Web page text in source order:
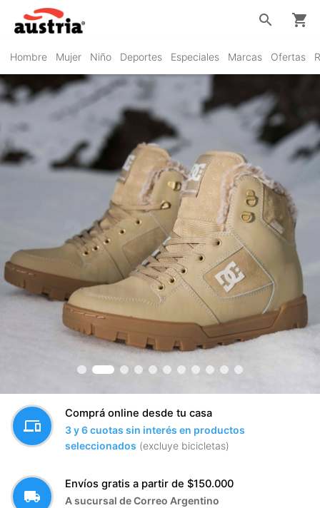
Hombre Mujer Niño Deportes Especiales Marcas Ofertas
search shopping_cart
VER PRODUCTOS
devices
Comprá online desde tu casa
3 y 6 cuotas sin interés en productos
seleccionados (excluye bicicletas)
local_shipping
Envíos gratis a partir de $150.000
A sucursal de Correo Argentino